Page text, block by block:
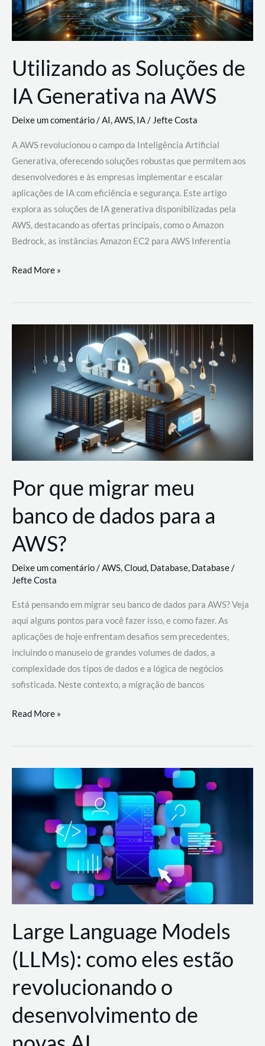
Utilizando as Soluções de
IA Generativa na AWS
Deixe um comentário/AI,AWS, IA/Jefte Costa
A AWS revolucionou o campo da Inteligência Artificial
Generativa, oferecendo soluções robustas que permitem aos
desenvolvedores e às empresas implementar e escalar
aplicações de IA com eficiência e segurança. Este artigo
explora as soluções de IA generativa disponibilizadas pela
AWS, destacando as ofertas principais, como o Amazon
Bedrock, as instâncias Amazon EC2 para AWS Inferentia
Utilizando
Soluções
AWS
Read More »
Por que migrar meu
banco de dados para a
AWS?
Deixe um comentário/AWS,Cloud, Database, Database/
Jefte Costa
Está pensando em migrar seu banco de dados para AWS? Veja
aqui alguns pontos para você fazer isso, e como fazer. As
aplicações de hoje enfrentam desafios sem precedentes,
incluindo o manuseio de grandes volumes de dados, a
complexidade dos tipos de dados e a lógica de negócios
sofisticada. Neste contexto, a migração de bancos
Por
migrar
de
a
AWS?
Read More »
Large Language Models
(LLMs): como eles estão
revolucionando o
desenvolvimento de